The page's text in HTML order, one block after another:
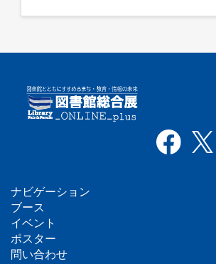
フ
ッ
ナビゲーション
ブース
イベント
ポスター
問い合わせ